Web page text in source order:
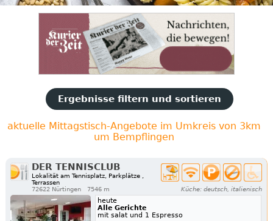
Ergebnisse filtern und sortieren
aktuelle Mittagstisch-Angebote im Umkreis von 3km
um Bempflingen
DER TENNISCLUB
Lokalität am Tennisplatz, Parkplätze ,
Terrassen
72622 Nürtingen
7546 m Küche: deutsch, italienisch
heute
Alle Gerichte
mit salat und 1 Espresso